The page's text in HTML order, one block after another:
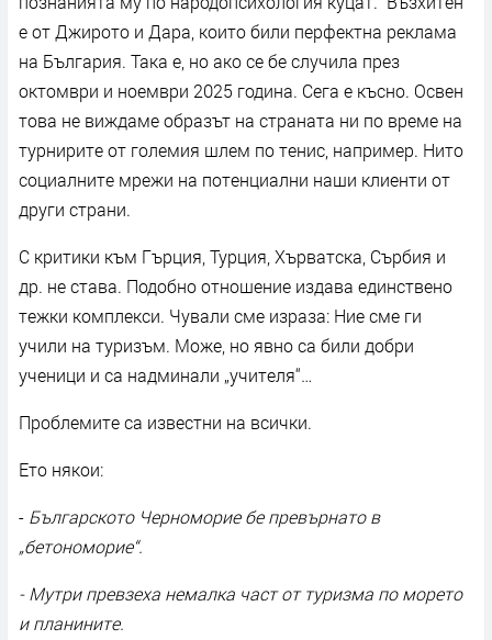
е от Джирото и Дара, които били перфектна реклама
на България. Така е, но ако се бе случила през
октомври и ноември 2025 година. Сега е късно. Освен
това не виждаме образът на страната ни по време на
турнирите от големия шлем по тенис, например. Нито
социалните мрежи на потенциални наши клиенти от
други страни.
С критики към Гърция, Турция, Хърватска, Сърбия и
др. не става. Подобно отношение издава единствено
тежки комплекси. Чували сме израза: Ние сме ги
учили на туризъм. Може, но явно са били добри
ученици и са надминали „учителя“…
Проблемите са известни на всички.
Ето някои:
- Българското Черноморие бе превърнато в
„бетономорие“.
- Мутри превзеха немалка част от туризма по морето
и планините.